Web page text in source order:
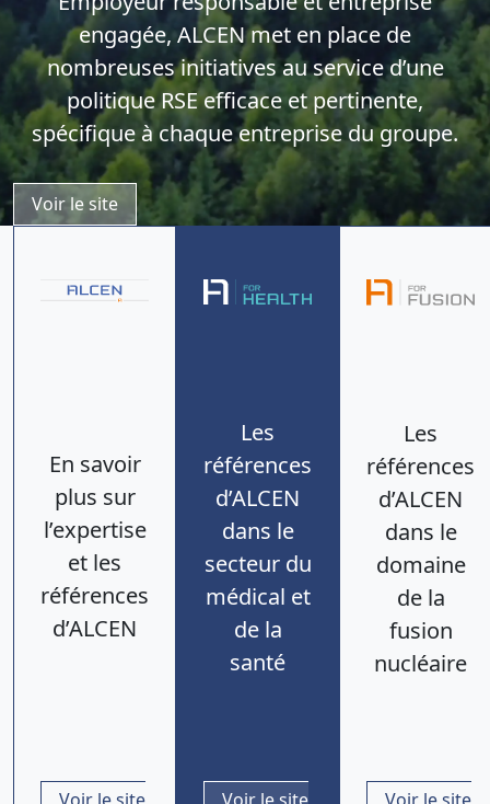
engagée, ALCEN met en place de
nombreuses initiatives au service d’une
politique RSE efficace et pertinente,
spécifique à chaque entreprise du groupe.
Voir le site
En savoir
plus sur
l’expertise
et les
références
d’ALCEN
Les
références
d’ALCEN
dans le
secteur du
médical et
de la
santé
Les
références
d’ALCEN
dans le
domaine
de la
fusion
nucléaire